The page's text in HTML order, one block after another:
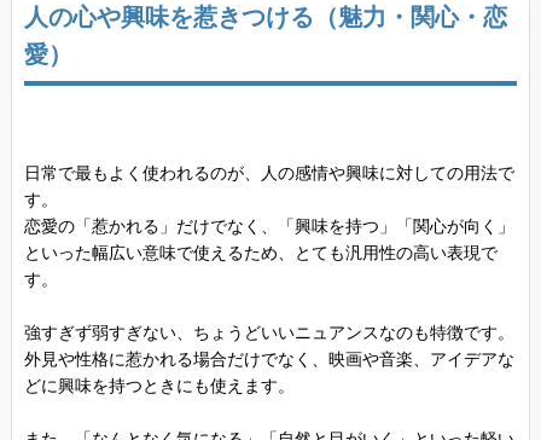
人の心や興味を惹きつける（魅力・関心・恋
愛）
日常で最もよく使われるのが、人の感情や興味に対しての用法で
す。
恋愛の「惹かれる」だけでなく、「興味を持つ」「関心が向く」
といった幅広い意味で使えるため、とても汎用性の高い表現で
す。
強すぎず弱すぎない、ちょうどいいニュアンスなのも特徴です。
外見や性格に惹かれる場合だけでなく、映画や音楽、アイデアな
どに興味を持つときにも使えます。